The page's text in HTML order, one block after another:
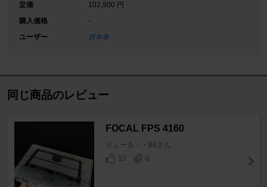
定価
102,900 円
購入価格
-
ユーザー
ガネ＠
同じ商品のレビュー
FOCAL FPS 4160
りょーる・・88さん
10
0